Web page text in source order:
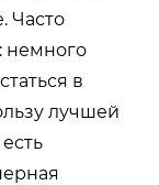
Часто
немного
в
лучшей